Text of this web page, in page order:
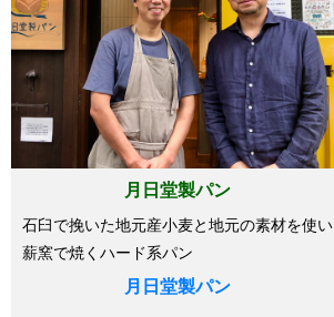
月日堂製パン
石臼で挽いた地元産小麦と地元の素材を使い
薪窯で焼くハード系パン
月日堂製パン